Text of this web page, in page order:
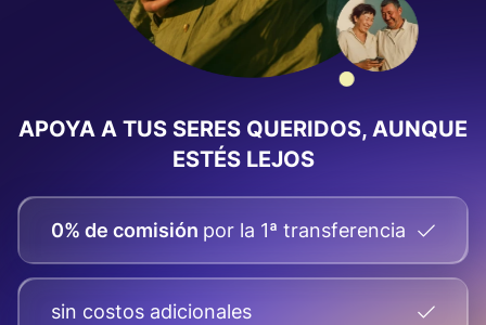
APOYA A TUS SERES QUERIDOS, AUNQUE
ESTÉS LEJOS
0% de comisión por la 1ª transferencia
sin costos adicionales